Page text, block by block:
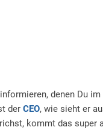
informieren, denen Du im
der CEO, wie sieht er
kommt das super